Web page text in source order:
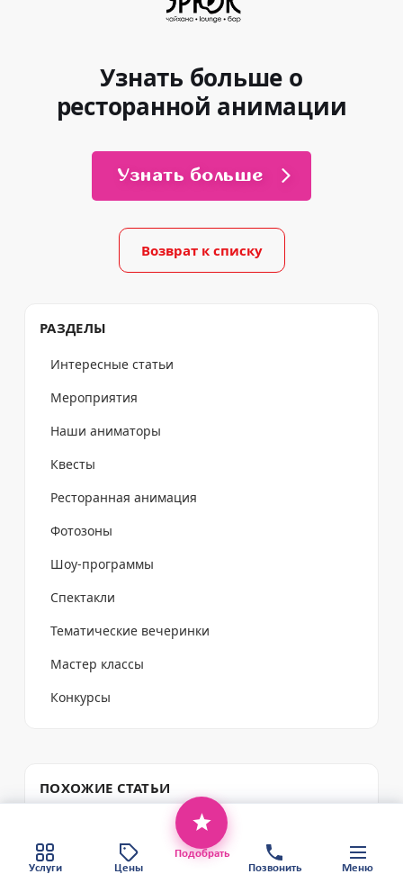
РАЗДЕЛЫ
Интересные статьи
Мероприятия
Наши аниматоры
Квесты
Ресторанная анимация
Фотозоны
Шоу-программы
Спектакли
Тематические вечеринки
Мастер классы
Конкурсы
Узнать больше о
ресторанной анимации
Узнать больше
Возврат к списку
ПОХОЖИЕ СТАТЬИ
Уличные подвижные игры для взрослых
16.05.2026
Этот веб-сайт использует файлы cookie,
чтобы обеспечить вам наилучший сервис.
Политика конфиденциальности
Карта сайта
Хорошо
Услуги Цены
Подобрать
Позвонить
Меню